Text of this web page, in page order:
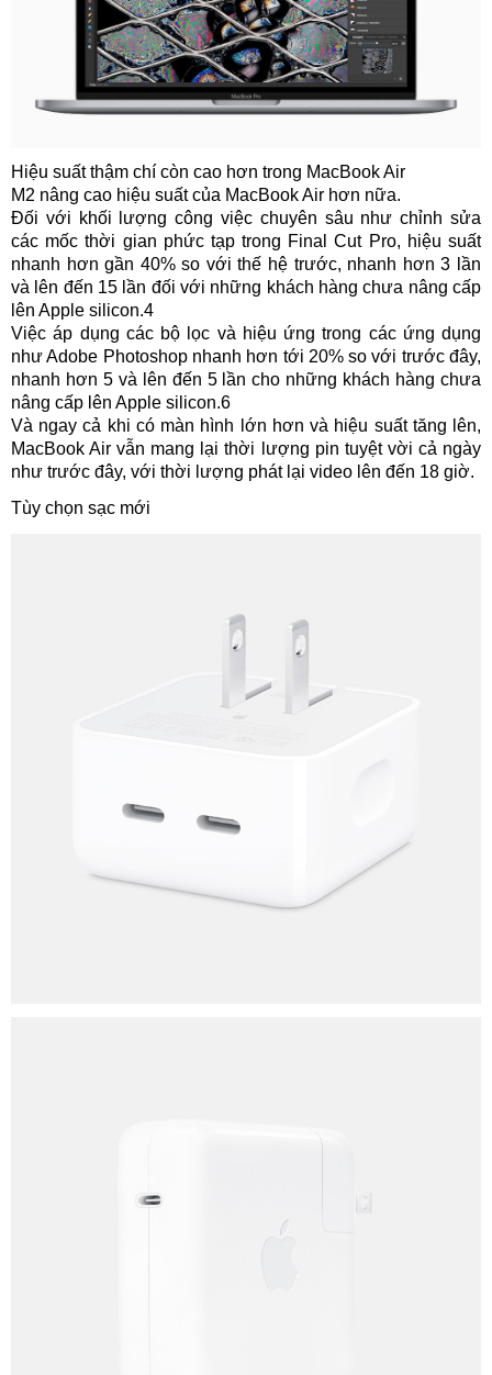
Hiệu suất thậm chí còn cao hơn trong MacBook Air
M2 nâng cao hiệu suất của MacBook Air hơn nữa.
Đối với khối lượng công việc chuyên sâu như chỉnh sửa
các mốc thời gian phức tạp trong Final Cut Pro, hiệu suất
nhanh hơn gần 40% so với thế hệ trước, nhanh hơn 3 lần
và lên đến 15 lần đối với những khách hàng chưa nâng cấp
lên Apple silicon.4
Việc áp dụng các bộ lọc và hiệu ứng trong các ứng dụng
như Adobe Photoshop nhanh hơn tới 20% so với trước đây,
nhanh hơn 5 và lên đến 5 lần cho những khách hàng chưa
nâng cấp lên Apple silicon.6
Và ngay cả khi có màn hình lớn hơn và hiệu suất tăng lên,
MacBook Air vẫn mang lại thời lượng pin tuyệt vời cả ngày
như trước đây, với thời lượng phát lại video lên đến 18 giờ.
Tùy chọn sạc mới